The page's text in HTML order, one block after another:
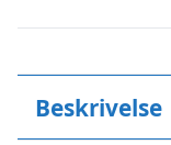
Beskrivelse